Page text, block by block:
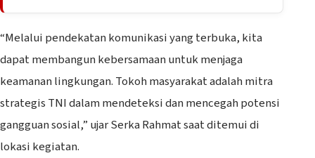
“Melalui pendekatan komunikasi yang terbuka, kita
dapat membangun kebersamaan untuk menjaga
keamanan lingkungan. Tokoh masyarakat adalah mitra
strategis TNI dalam mendeteksi dan mencegah potensi
gangguan sosial,” ujar Serka Rahmat saat ditemui di
lokasi kegiatan.